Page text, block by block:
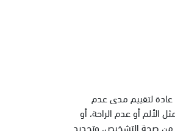
عادة لتقييم مدى عدم
الألم أو عدم الراحة، أو
من صحة التشخيص، وتحديد